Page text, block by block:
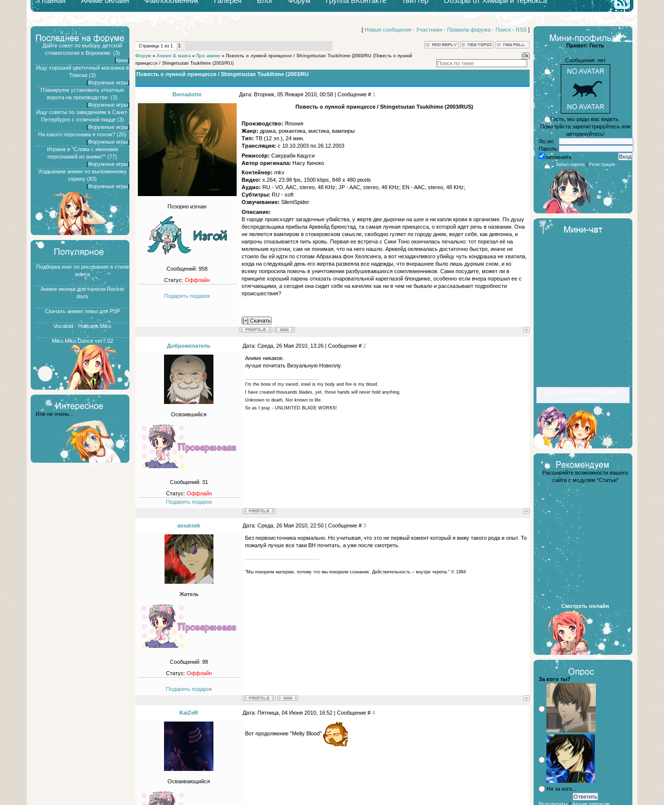
Дайте совет по выбору детской
стоматологии в Воронеже. (3)
[Кино]
Ищу хороший цветочный магазина в
Томске (3)
[Форумные игры]
Планируем установить откатные
ворота на производстве. (3)
[Форумные игры]
Ищу советы по заведениям в Санкт-
Петербурге с отличной пицце (3)
[Форумные игры]
На какого персонажа я похож? (20)
[Форумные игры]
Играем в "Слова с именами
персонажей из аниме"" (77)
[Форумные игры]
Угадываем аниме по выложенному
скрину (83)
[Форумные игры]
Подборка книг по рисованию в стиле
манга
Аниме-иконки для панели Rocket
dock
Скачать аниме темы для PSP
Vocaloid - Hatsune Miku
Miku Miku Dance ver7.02
Или не очень...
[ Новые сообщения· Участники· Правила форума· Поиск· RSS]
Страница 1из 1 1
Форум » Аниме & манга » Про аниме » Повесть о лунной принцессе / Shingetsutan Tsukihime (2003/RU (Повесть о лунной
принцессе / Shingetsutan Tsukihime (2003/RU)
Повесть о лунной принцессе / Shingetsutan Tsukihime (2003/RU
Bernadotte Дата: Вторник, 05 Января 2010, 00:58 | Сообщение # 1
Позорно изгнан
Сообщений:958
Статус:Оффлайн
Подарить подарок
Повесть о лунной принцессе / Shingetsutan Tsukihime (2003/RUS)
Производство: Япония
Жанр: драма, романтика, мистика, вампиры
Тип: ТВ (12 эп.), 24 мин.
Трансляция: c 10.10.2003 по 26.12.2003
Режиссёр: Сакураби Кацуси
Автор оригинала: Насу Киноко
Контейнер: mkv
Видео: x.264, 23.98 fps, 1500 kbps, 848 x 480 pixels
Аудио: RU - VO, AAC, stereo, 48 KHz; JP - AAC, stereo, 48 KHz; EN - AAC, stereo, 48 KHz;
Субтитры: RU - soft
Озвучивание: SilentSpider
Описание:
В городе происходят загадочные убийства, у жертв две дырочки на шее и ни капли крови в организме. По душу
беспредельщика прибыла Арквейд Брюнстад, та самая лунная принцесса, о которой идет речь в названии. Она
не является вампиром в стокеровском смысле, свободно гуляет по городу днем, ведет себя, как девчонка, и
напрочь отказывается пить кровь. Первая ее встреча с Сики Тоно окончилась печально: тот порезал её на
меленькие кусочки, сам не понимая, что на него нашло. Арквейд оклемалась достаточно быстро, иначе не
стоило бы ей идти по стопам Абрахама фон Хеллсинга, а вот незадачливого убийцу чуть кондрашка не хватила,
когда на следующий день его жертва развеяла все надежды, что вчерашнее было лишь дурным сном, и ко
всему попросила помочь в уничтожении разбушевавшихся сомплеменников. Сами посудите, может ли в
принципе хороший парень отказать очаровательной кареглазой блондинке, особенно если вчера порешил ее с
отягчающими, а сегодня она сидит себе на качелях как ни в чем не бывало и рассказывает подробности
происшествия?
Доброжелатель Дата: Среда, 26 Мая 2010, 13:26 | Сообщение # 2
Освоившийся
Сообщений: 31
Статус: Оффлайн
Подарить подарок
Аниме никакое.
лучше почитать Визуальную Новеллу.
I'm the bone of my sword, steel is my body and fire is my blood.
I have created thousands blades, yet, those hands will never hold anything.
Unknown to death, Nor known to life.
So as I pray - UNLIMITED BLADE WORKS!
assatsek Дата: Среда, 26 Мая 2010, 22:50 | Сообщение # 3
Житель
Сообщений: 98
Статус: Оффлайн
Подарить подарок
Без первоисточника нормально. Но учитывая, что это не первый комент который я вижу такого рода и опыт. То
пожалуй лучше все таки ВН почитать, а уже после смотреть.
"Мы покорили материю, потому что мы покорили сознание. Действительность – внутри черепа." © 1984
KaiZeR Дата: Пятница, 04 Июня 2010, 16:52 | Сообщение # 4
Осваивающийся
Вот продолжение "Melty Blood"
Привет: Гость
Сообщения: нет
Гость, мы рады вас видеть.
Пожалуйста зарегистрируйтесь или
авторизуйтесь!
Логин:
Пароль:
запомнить
Забыл пароль| Регистрация
Расширяйте возможности вашего
сайта с модулем "Статьи"
Смотреть онлайн
За кого ты?
Ни за кого...
Результаты| Архив опросов